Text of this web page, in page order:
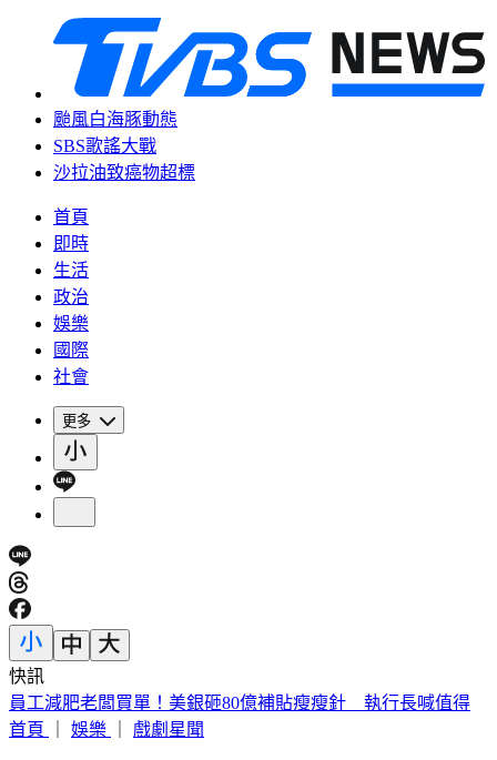
颱風白海豚動態
SBS歌謠大戰
沙拉油致癌物超標
首頁
即時
生活
政治
娛樂
國際
社會
更多
快訊
全聯中元廣告《歸途篇》上線 真人＋AI超溫馨
首頁
娛樂 戲劇星聞